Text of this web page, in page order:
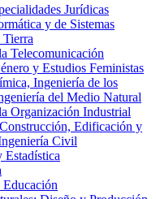
Jurídicas
y de Sistemas
Tierra
Telecomunicación
y Estudios Feministas
Ingeniería de los
del Medio Natural
Organización Industrial
Edificación y
Civil
Estadística
Educación